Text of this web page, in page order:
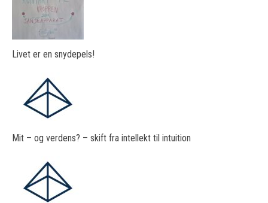
Livet er en snydepels!
Mit – og verdens? – skift fra intellekt til intuition